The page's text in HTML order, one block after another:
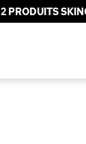
2 PRODUITS